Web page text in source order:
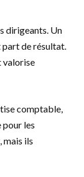
dirigeants. Un
de résultat.
valorise
comptable,
les
mais ils